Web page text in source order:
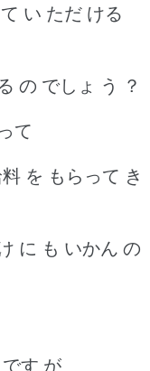
い ただ ける
の でしょ う ？
て
を もらって き
に も いかん の
す が